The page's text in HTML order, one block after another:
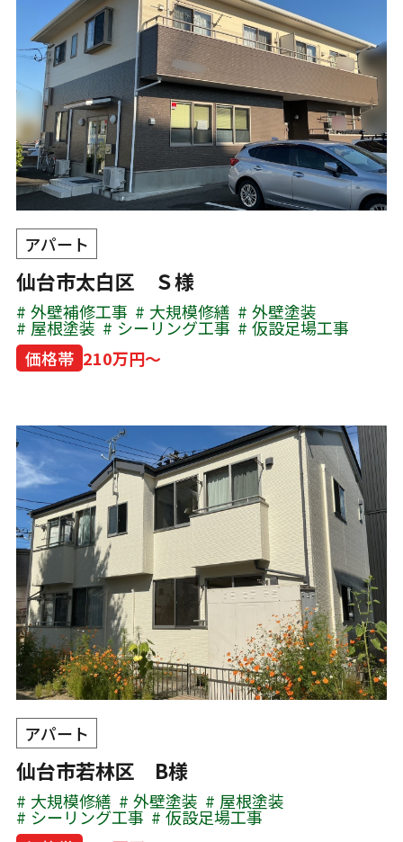
アパート
仙台市太白区 Ｓ様
外壁補修工事 大規模修繕 外壁塗装
屋根塗装 シーリング工事
仮設足場工事
価格帯 210万円～
アパート
仙台市若林区 B様
大規模修繕 外壁塗装 屋根塗装
シーリング工事
仮設足場工事